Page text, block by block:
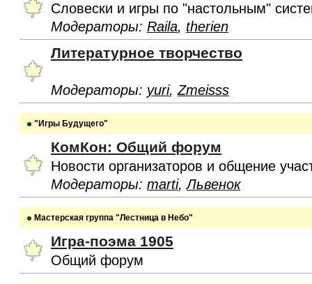
Словески и игры по "настольным"
Модераторы: Raila, therien
Литературное творчество
Модераторы: yuri, Zmeisss
"Игры Будущего"
КомКон: Общий форум
Новости организаторов и общение
Модераторы: marti,Львенок
Мастерская группа "Лестница в Небо"
Игра-поэма 1905
Общий форум